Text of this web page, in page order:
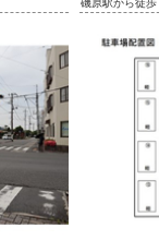
磯原駅から徒歩